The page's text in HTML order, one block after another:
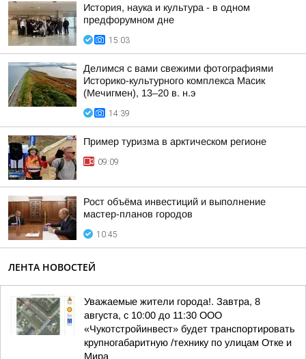
История, наука и культура - в одном
предфорумном дне
15:03
Делимся с вами свежими фотографиями
Историко-культурного комплекса Масик
(Мечигмен), 13–20 в. н.э
14:39
Пример туризма в арктическом регионе
09:09
Рост объёма инвестиций и выполнение
мастер-планов городов
10:45
ЛЕНТА НОВОСТЕЙ
Уважаемые жители города!. Завтра, 8
августа, с 10:00 до 11:30 ООО
«Чукотстройинвест» будет транспортировать
крупногабаритную /технику по улицам Отке и
Мира